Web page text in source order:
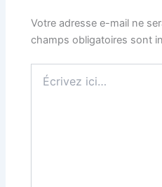
Votre adresse e-mail ne
champs obligatoires sont
ici…